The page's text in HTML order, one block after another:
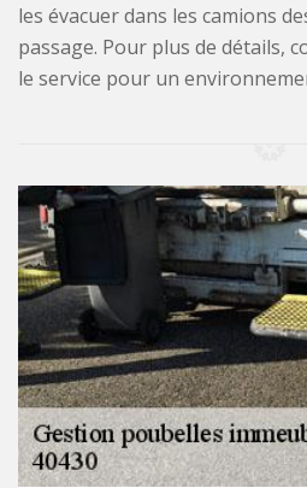
les évacuer dans les camions
passage. Pour plus de détails,
le service pour un